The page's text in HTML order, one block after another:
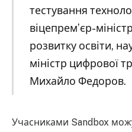
тестування
віцепрем’єр-
розвитку освіти,
міністр цифрової
Михайло Федоров.
Учасниками Sandbox